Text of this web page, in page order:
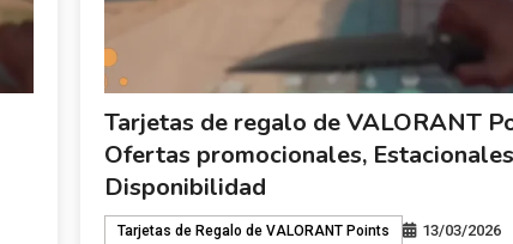
Tarjetas de regalo de VALORANT
Ofertas promocionales,
Disponibilidad
Tarjetas de Regalo de VALORANT Points
13/03/2026